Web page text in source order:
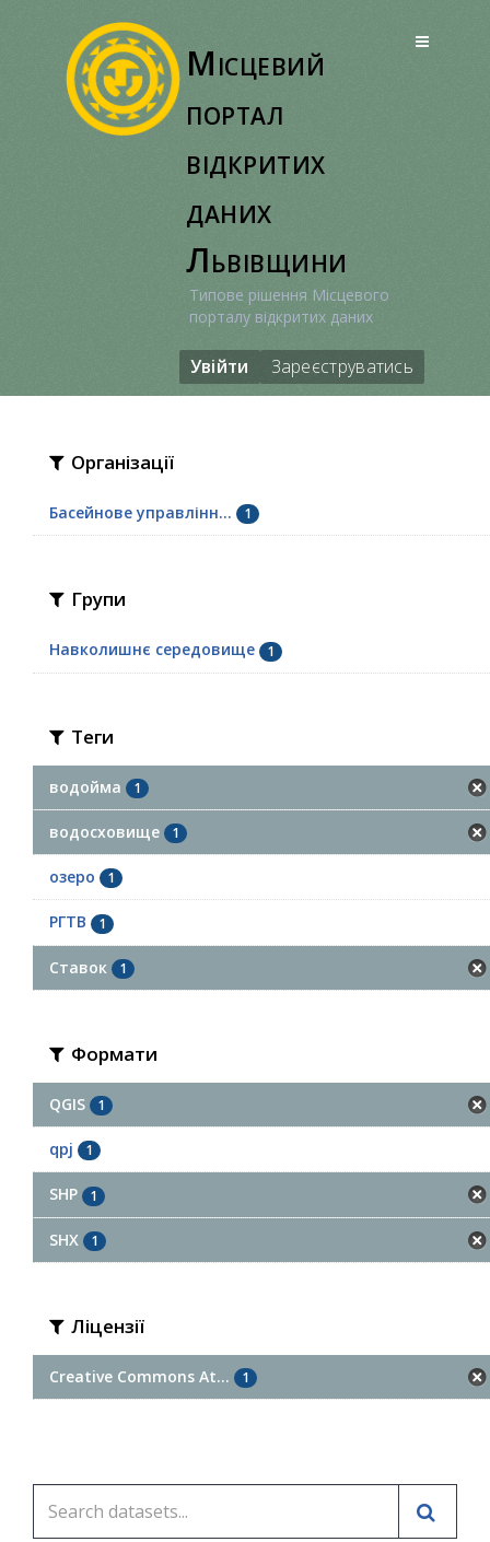
Місцевий
портал
відкритих
даних
Львівщини
Типове рішення Місцевого
порталу відкритих даних
Увійти Зареєструватись
Організації
Басейнове управлінн... 1
Групи
Навколишнє середовище 1
Теги
водойма 1
водосховище 1
озеро 1
РГТВ 1
Ставок 1
Формати
QGIS 1
qpj 1
SHP 1
SHX 1
Ліцензії
Creative Commons At... 1